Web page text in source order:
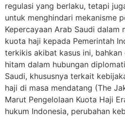
regulasi yang berlaku, tetapi
untuk menghindari mekanisme
Kepercayaan Arab Saudi dalam
kuota haji kepada Pemerintah
terkikis akibat kasus ini,
hitam dalam hubungan
Saudi, khususnya terkait
haji di masa mendatang (The
Marut Pengelolaan Kuota Haji
hukum Indonesia, perubahan